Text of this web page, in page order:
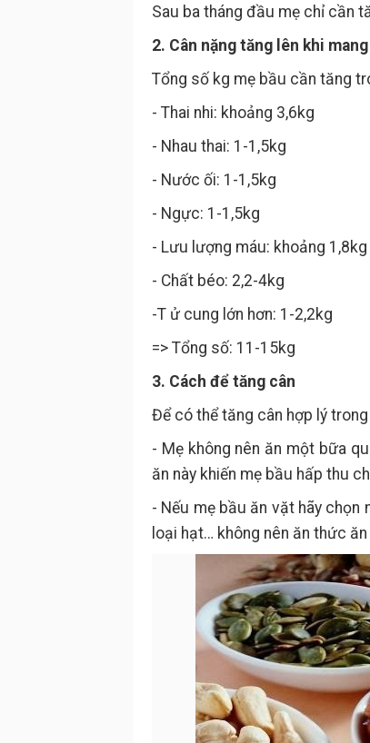
Sau ba tháng đầu mẹ chỉ cần
2. Cân nặng tăng lên khi
Tổng số kg mẹ bầu cần tăng
- Thai nhi: khoảng 3,6kg
- Nhau thai: 1-1,5kg
- Nước ối: 1-1,5kg
- Ngực: 1-1,5kg
- Lưu lượng máu: khoảng 1,8kg
- Chất béo: 2,2-4kg
-T ử cung lớn hơn: 1-2,2kg
=> Tổng số: 11-15kg
3. Cách để tăng cân
Để có thể tăng cân hợp lý
- Mẹ không nên ăn một bữa
ăn này khiến mẹ bầu hấp thu
- Nếu mẹ bầu ăn vặt hãy
loại hạt… không nên ăn thức